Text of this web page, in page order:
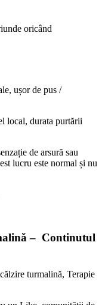
oricând
ușor de pus /
local, durata purtării
de arsură sau
lucru este normal și nu
– Continutul
turmalină, Terapie